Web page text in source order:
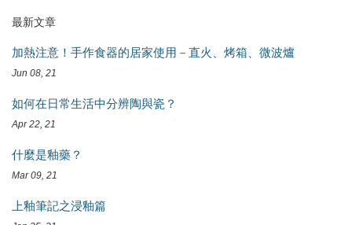
最新文章
加熱注意！手作食器的居家使用－直火、烤箱、微波爐
Jun 08, 21
如何在日常生活中分辨陶與瓷？
Apr 22, 21
什麼是釉藥？
Mar 09, 21
上釉筆記之浸釉篇